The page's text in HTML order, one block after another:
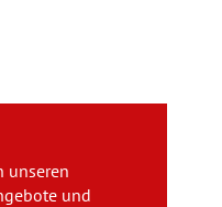
unseren
und